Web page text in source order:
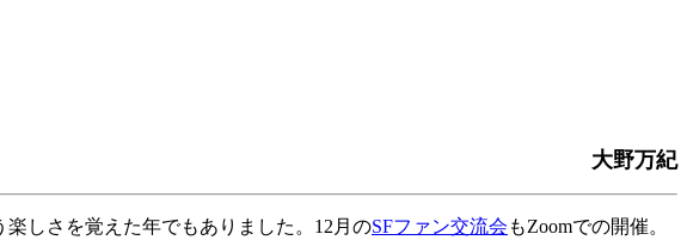
大野万紀
しさを覚えた年でもありました。12月のSFファン交流会 もZoomでの開催。